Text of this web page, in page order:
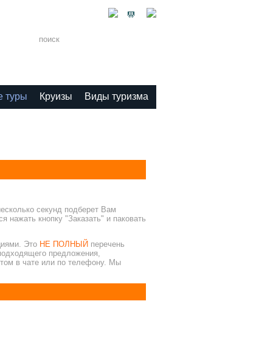
туры Круизы Виды туризма
секунд подберет Вам
кнопку "Заказать" и паковать
Это НЕ ПОЛНЫЙ перечень
предложения,
в чате или по телефону. Мы